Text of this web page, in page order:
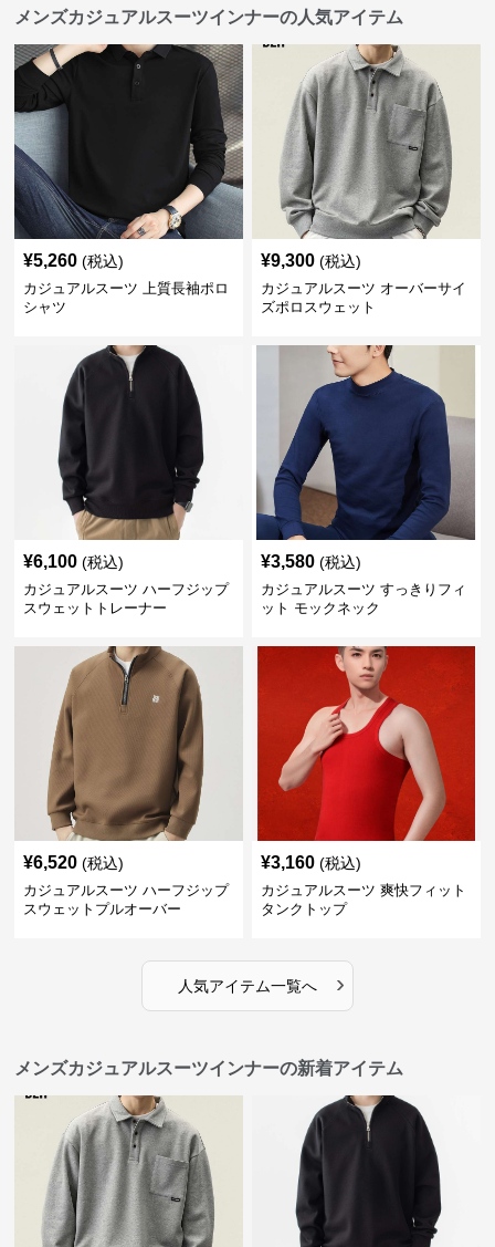
メンズカジュアルスーツインナーの人気アイテム
¥5,260 (税込)
カジュアルスーツ 上質長袖ポロ
シャツ
¥9,300 (税込)
カジュアルスーツ オーバーサイ
ズポロスウェット
¥6,100 (税込)
カジュアルスーツ ハーフジップ
スウェットトレーナー
¥3,580 (税込)
カジュアルスーツ すっきりフィ
ット モックネック
¥6,520 (税込)
カジュアルスーツ ハーフジップ
スウェットプルオーバー
¥3,160 (税込)
カジュアルスーツ 爽快フィット
タンクトップ
人気アイテム一覧へ ›
メンズカジュアルスーツインナーの新着アイテム